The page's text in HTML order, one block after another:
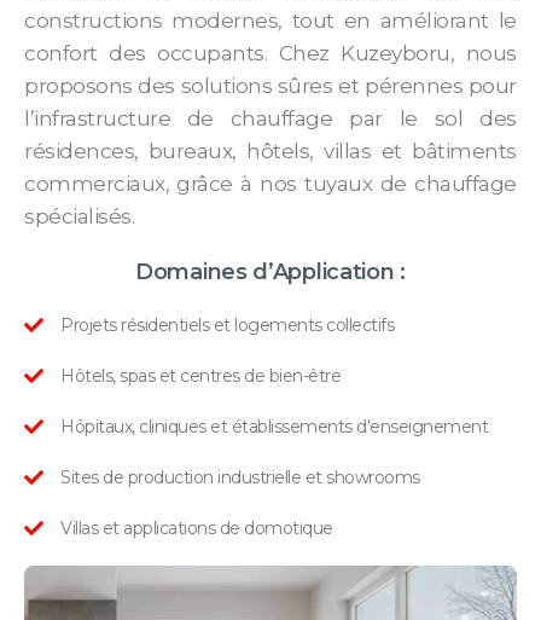
constructions modernes, tout en améliorant le
confort des occupants. Chez Kuzeyboru, nous
proposons des solutions sûres et pérennes pour
l’infrastructure de chauffage par le sol des
résidences, bureaux, hôtels, villas et bâtiments
commerciaux, grâce à nos tuyaux de chauffage
spécialisés.
Domaines d’Application :
Projets résidentiels et logements collectifs
Hôtels, spas et centres de bien-être
Hôpitaux, cliniques et établissements d'enseignement
Sites de production industrielle et showrooms
Villas et applications de domotique